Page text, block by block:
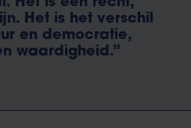
Het is het verschil
en democratie,
waardigheid.”